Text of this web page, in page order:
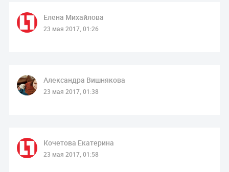
Елена Михайлова
23 мая 2017, 01:26
Александра Вишнякова
23 мая 2017, 01:38
Кочетова Екатерина
23 мая 2017, 01:58